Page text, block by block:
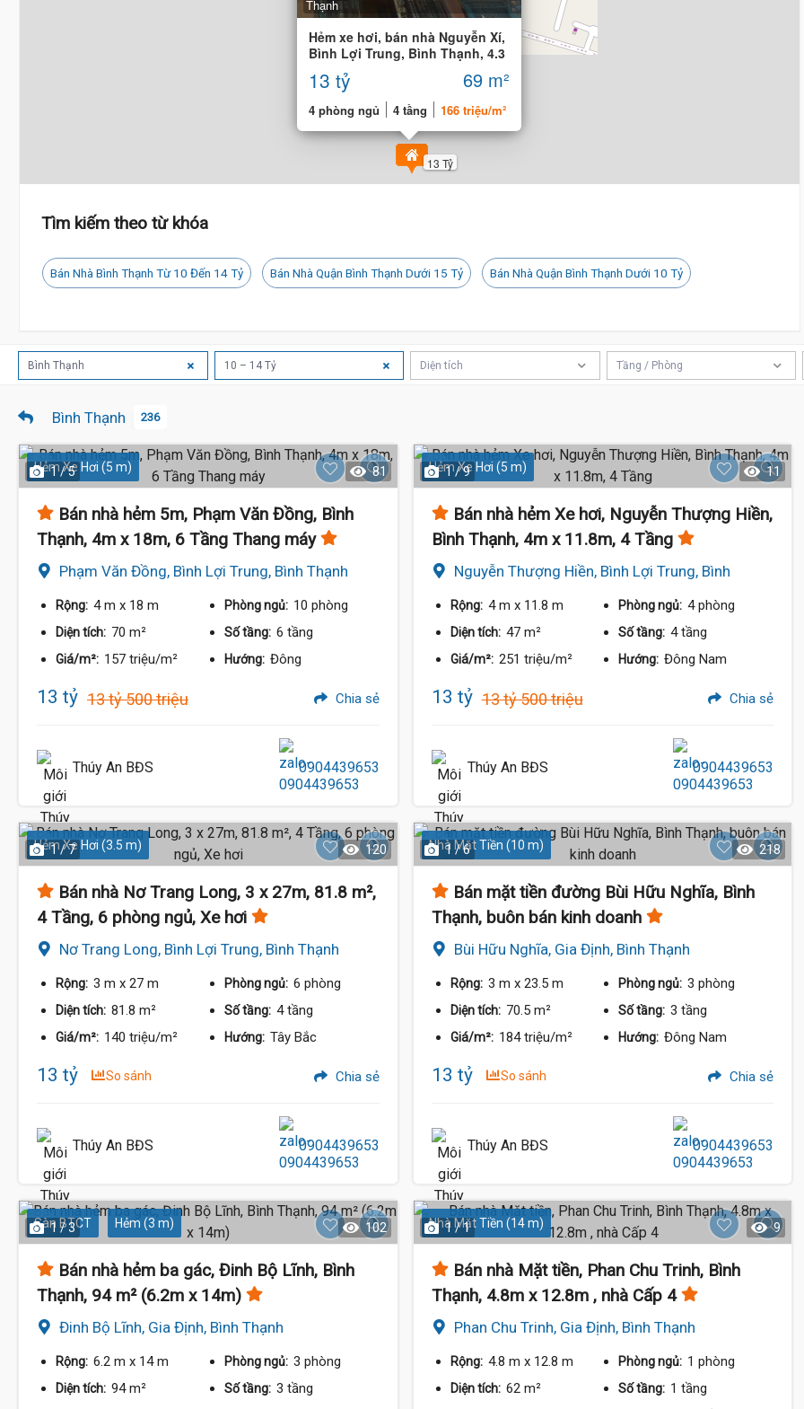
13 Tỷ
13 Tỷ
12.95 Tỷ
Thạnh
Hẻm xe hơi, bán nhà Nguyễn Xí,
Bình Lợi Trung, Bình Thạnh, 4.3
x 16.8m
13 tỷ 69 m²
4 phòng ngủ 4 tầng 166 triệu/m²
Tìm kiếm theo từ khóa
Bán Nhà Bình Thạnh Từ 10 Đến 14 Tỷ Bán Nhà Quận Bình Thạnh Dưới 15 Tỷ Bán Nhà Quận Bình Thạnh Dưới 10 Tỷ
Bình Thạnh 10 – 14 Tỷ Diện tích Tầng / Phòng
Bình Thạnh 236
Hẻm Xe Hơi (5 m)
1 / 5 81
Bán nhà hẻm 5m, Phạm Văn Đồng, Bình
Thạnh, 4m x 18m, 6 Tầng Thang máy
Phạm Văn Đồng, Bình Lợi Trung, Bình Thạnh
Rộng: 4 m x 18 m Phòng ngủ: 10 phòng
Diện tích: 70 m² Số tầng: 6 tầng
Giá/m²: 157 triệu/m² Hướng: Đông
13 tỷ 13 tỷ 500 triệu Chia sẻ
Thúy An BĐS 0904439653
Hẻm Xe Hơi (5 m)
1 / 9 11
Bán nhà hẻm Xe hơi, Nguyễn Thượng Hiền,
Bình Thạnh, 4m x 11.8m, 4 Tầng
Nguyễn Thượng Hiền, Bình Lợi Trung, Bình
Rộng: 4 m x 11.8 m Phòng ngủ: 4 phòng
Diện tích: 47 m² Số tầng: 4 tầng
Giá/m²: 251 triệu/m² Hướng: Đông Nam
13 tỷ 13 tỷ 500 triệu Chia sẻ
Thúy An BĐS 0904439653
Hẻm Xe Hơi (3.5 m)
1 / 7 120
Bán nhà Nơ Trang Long, 3 x 27m, 81.8 m²,
4 Tầng, 6 phòng ngủ, Xe hơi
Nơ Trang Long, Bình Lợi Trung, Bình Thạnh
Rộng: 3 m x 27 m Phòng ngủ: 6 phòng
Diện tích: 81.8 m² Số tầng: 4 tầng
Giá/m²: 140 triệu/m² Hướng: Tây Bắc
13 tỷ So sánh Chia sẻ
Thúy An BĐS 0904439653
Nhà Mặt Tiền (10 m)
1 / 6 218
Bán mặt tiền đường Bùi Hữu Nghĩa, Bình
Thạnh, buôn bán kinh doanh
Bùi Hữu Nghĩa, Gia Định, Bình Thạnh
Rộng: 3 m x 23.5 m Phòng ngủ: 3 phòng
Diện tích: 70.5 m² Số tầng: 3 tầng
Giá/m²: 184 triệu/m² Hướng: Đông Nam
13 tỷ So sánh Chia sẻ
Thúy An BĐS 0904439653
Sàn BTCT Hẻm (3 m)
1 / 3 102
Bán nhà hẻm ba gác, Đinh Bộ Lĩnh, Bình
Thạnh, 94 m² (6.2m x 14m)
Đinh Bộ Lĩnh, Gia Định, Bình Thạnh
Rộng: 6.2 m x 14 m Phòng ngủ: 3 phòng
Diện tích: 94 m² Số tầng: 3 tầng
Nhà Mặt Tiền (14 m)
1 / 1 9
Bán nhà Mặt tiền, Phan Chu Trinh, Bình
Thạnh, 4.8m x 12.8m , nhà Cấp 4
Phan Chu Trinh, Gia Định, Bình Thạnh
Rộng: 4.8 m x 12.8 m Phòng ngủ: 1 phòng
Diện tích: 62 m² Số tầng: 1 tầng